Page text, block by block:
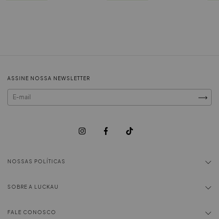
ASSINE NOSSA NEWSLETTER
NOSSAS POLÍTICAS
SOBRE A LUCKAU
FALE CONOSCO